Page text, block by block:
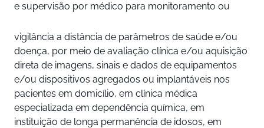
e supervisão por médico para monitoramento ou
vigilância a distância de parâmetros de saúde e/ou
doença, por meio de avaliação clínica e/ou aquisição
direta de imagens, sinais e dados de equipamentos
e/ou dispositivos agregados ou implantáveis nos
pacientes em domicílio, em clínica médica
especializada em dependência química, em
instituição de longa permanência de idosos, em